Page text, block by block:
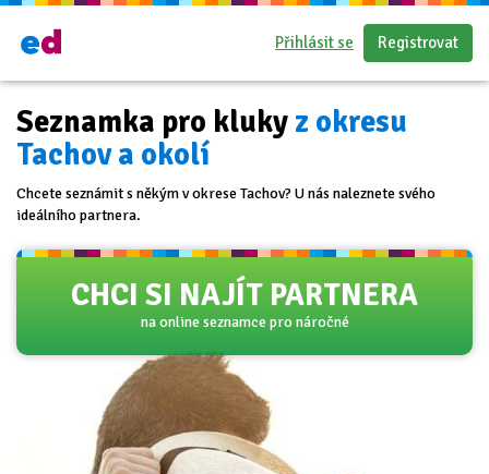
Přihlásit se Registrovat
Seznamka pro kluky z okresu
Tachov a okolí
Chcete seznámit s někým v okrese Tachov? U nás naleznete svého
ideálního partnera.
CHCI SI NAJÍT PARTNERA
na online seznamce pro náročné